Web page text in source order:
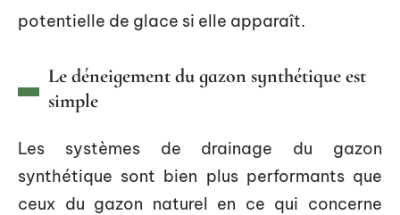
potentielle de glace si elle apparaît.
Le déneigement du gazon synthétique est
simple
Les systèmes de drainage du gazon
synthétique sont bien plus performants que
ceux du gazon naturel en ce qui concerne